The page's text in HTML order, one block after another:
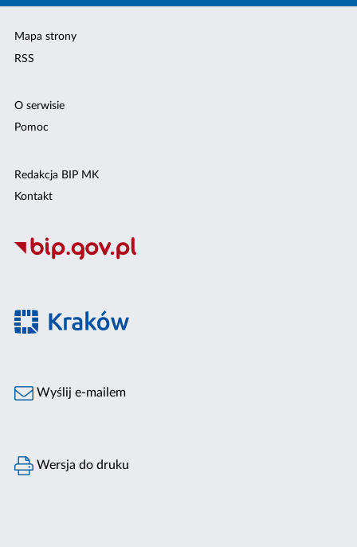
Mapa strony
RSS
O serwisie
Pomoc
Redakcja BIP MK
Kontakt
Wyślij e-mailem
Wersja do druku